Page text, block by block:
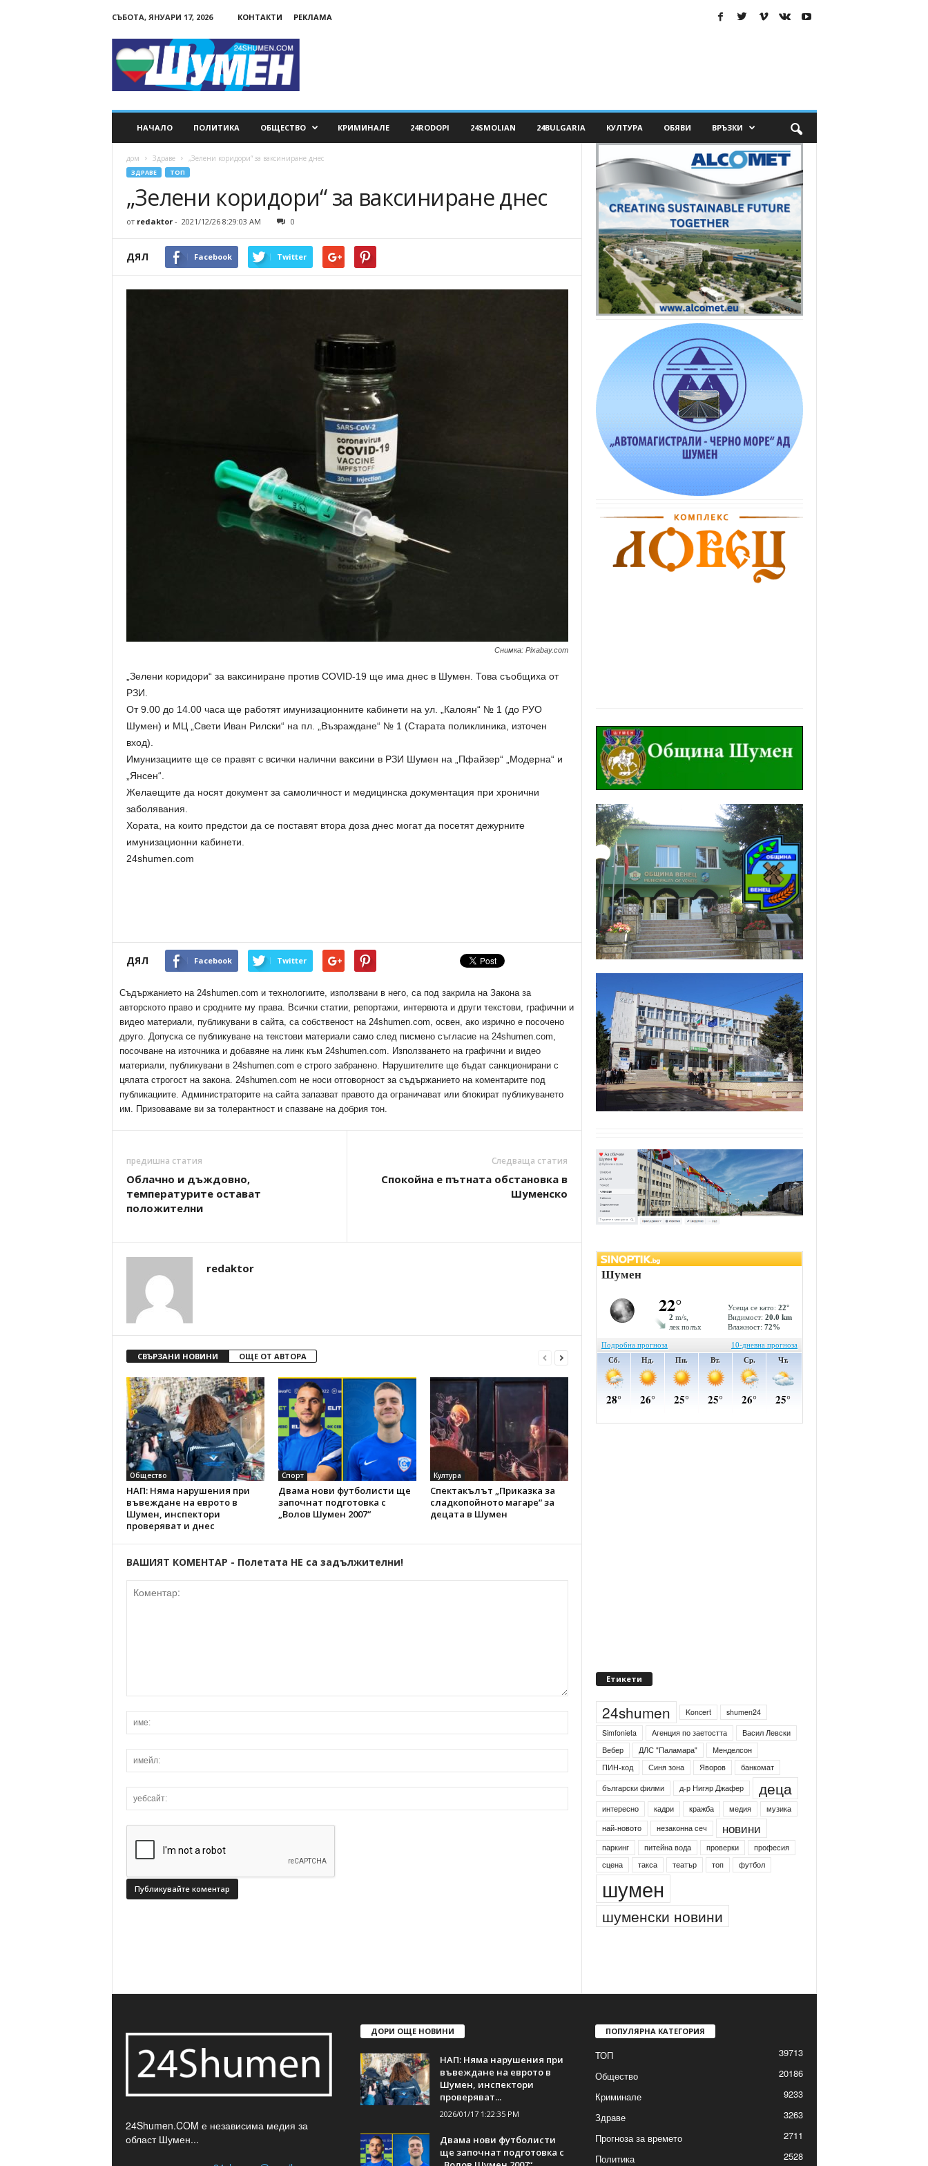
СЪБОТА, ЯНУАРИ 17, 2026 КОНТАКТИ РЕКЛАМА
НАЧАЛО ПОЛИТИКА ОБЩЕСТВО КРИМИНАЛЕ 24RODOPI 24SMOLIAN 24BULGARIA КУЛТУРА ОБЯВИ ВРЪЗКИ
дом Здраве „Зелени коридори“ за ваксиниране днес
ЗДРАВЕ ТОП
„Зелени коридори“ за ваксиниране днес
от redaktor- 2021/12/26 8:29:03 AM 0
ДЯЛ Facebook Twitter
Снимка: Pixabay.com
„Зелени коридори“ за ваксиниране против COVID-19 ще има днес в Шумен. Това съобщиха от
РЗИ.
От 9.00 до 14.00 часа ще работят имунизационните кабинети на ул. „Калоян“ № 1 (до РУО
Шумен) и МЦ „Свети Иван Рилски“ на пл. „Възраждане“ № 1 (Старата поликлиника, източен
вход).
Имунизациите ще се правят с всички налични ваксини в РЗИ Шумен на „Пфайзер“ „Модерна“ и
„Янсен“.
Желаещите да носят документ за самоличност и медицинска документация при хронични
заболявания.
Хората, на които предстои да се поставят втора доза днес могат да посетят дежурните
имунизационни кабинети.
24shumen.com
ДЯЛ Facebook Twitter
Съдържанието на 24shumen.com и технологиите, използвани в него, са под закрила на Закона за
авторското право и сродните му права. Всички статии, репортажи, интервюта и други текстови, графични и
видео материали, публикувани в сайта, са собственост на 24shumen.com, освен, ако изрично е посочено
друго. Допуска се публикуване на текстови материали само след писмено съгласие на 24shumen.com,
посочване на източника и добавяне на линк към 24shumen.com. Използването на графични и видео
материали, публикувани в 24shumen.com е строго забранено. Нарушителите ще бъдат санкционирани с
цялата строгост на закона. 24shumen.com не носи отговорност за съдържанието на коментарите под
публикациите. Администраторите на сайта запазват правото да ограничават или блокират публикуването
им. Призоваваме ви за толерантност и спазване на добрия тон.
предишна статия
Облачно и дъждовно,
температурите остават
положителни
Следваща статия
Спокойна е пътната обстановка в
Шуменско
redaktor
СВЪРЗАНИ НОВИНИ ОЩЕ ОТ АВТОРА
Общество
НАП: Няма нарушения при
въвеждане на еврото в
Шумен, инспектори
проверяват и днес
Спорт
Двама нови футболисти ще
започнат подготовка с
„Волов Шумен 2007“
Култура
Спектакълът „Приказка за
сладкопойното магаре“ за
децата в Шумен
ВАШИЯТ КОМЕНТАР - Полетата НЕ са задължителни!
Етикети
24shumen Koncert
shumen24
Simfonieta
Агенция по заетостта
Васил Левски
Вебер
ДЛС "Паламара"
Менделсон
ПИН-код
Синя зона Яворов
банкомат
български филми
д-р Нигяр Джафер деца
интересно кадри кражба медия
музика
най-новото
незаконна сеч новини
паркинг питейна вода проверки
професия
сцена
такса театър топ футбол
шумен
шуменски новини
24Shumen.COM е независима медия за
област Шумен...
ДОРИ ОЩЕ НОВИНИ
НАП: Няма нарушения при
въвеждане на еврото в
Шумен, инспектори
проверяват...
2026/01/17 1:22:35 PM
Двама нови футболисти
ще започнат подготовка с
ПОПУЛЯРНА КАТЕГОРИЯ
ТОП
39713
Общество
20186
Криминале
9233
Здраве
3263
Прогноза за времето
2711
Политика
2528